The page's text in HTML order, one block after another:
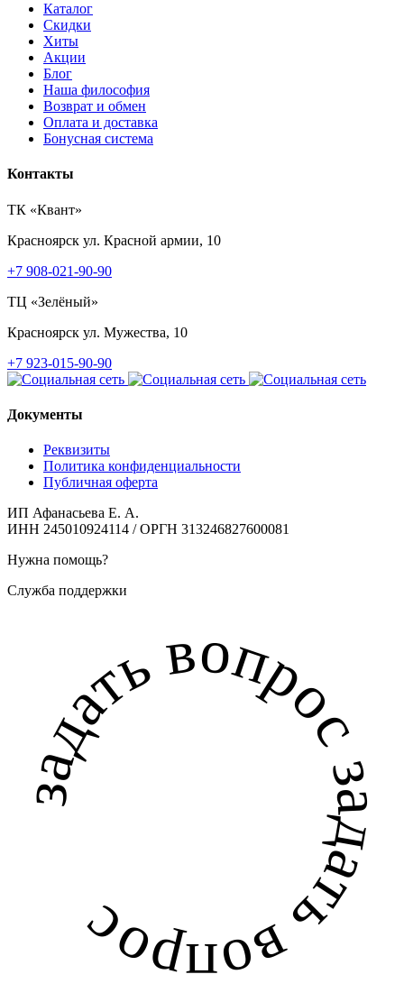
Каталог
Скидки
Хиты
Акции
Блог
Наша философия
Возврат и обмен
Оплата и доставка
Бонусная система
Контакты
ТК «Квант»
Красноярск ул. Красной армии, 10
+7 908-021-90-90
ТЦ «Зелёный»
Красноярск ул. Мужества, 10
+7 923-015-90-90
Документы
Реквизиты
Политика конфиденциальности
Публичная оферта
ИП Афанасьева Е. А.
ИНН 245010924114 / ОРГН 313246827600081
Нужна помощь?
Служба поддержки
задать вопрос задать вопрос